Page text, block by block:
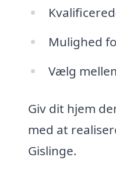
Mulighed
Vælg
Giv dit hjem
med at
Gislinge.